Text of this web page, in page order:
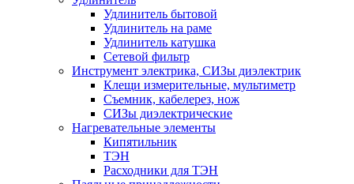
Удлинитель бытовой
Удлинитель на раме
Удлинитель катушка
Сетевой фильтр
Инструмент электрика, СИЗы диэлектрик
Клещи измерительные, мультиметр
Съемник, кабелерез, нож
СИЗы диэлектрические
Нагревательные элементы
Кипятильник
ТЭН
Расходники для ТЭН